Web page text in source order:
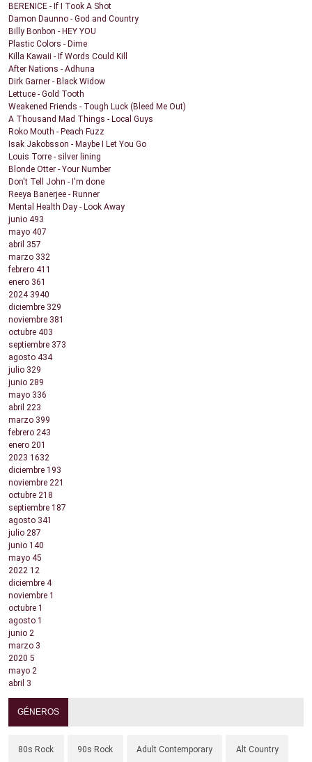
BERENICE - If I Took A Shot
Damon Daunno - God and Country
Billy Bonbon - HEY YOU
Plastic Colors - Dime
Killa Kawaii - If Words Could Kill
After Nations - Adhuna
Dirk Garner - Black Widow
Lettuce - Gold Tooth
Weakened Friends - Tough Luck (Bleed Me Out)
A Thousand Mad Things - Local Guys
Roko Mouth - Peach Fuzz
Isak Jakobsson - Maybe I Let You Go
Louis Torre - silver lining
Blonde Otter - Your Number
Don't Tell John - I'm done
Reeya Banerjee - Runner
Mental Health Day - Look Away
junio 493
mayo 407
abril 357
marzo 332
febrero 411
enero 361
2024 3940
diciembre 329
noviembre 381
octubre 403
septiembre 373
agosto 434
julio 329
junio 289
mayo 336
abril 223
marzo 399
febrero 243
enero 201
2023 1632
diciembre 193
noviembre 221
octubre 218
septiembre 187
agosto 341
julio 287
junio 140
mayo 45
2022 12
diciembre 4
noviembre 1
octubre 1
agosto 1
junio 2
marzo 3
2020 5
mayo 2
abril 3
GÉNEROS
80s Rock 90s Rock Adult Contemporary Alt Country